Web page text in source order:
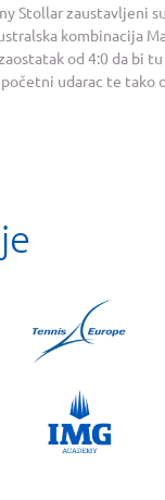
Stollar zaustavljeni
kombinacija
od 4:0 da bi
udarac te tako